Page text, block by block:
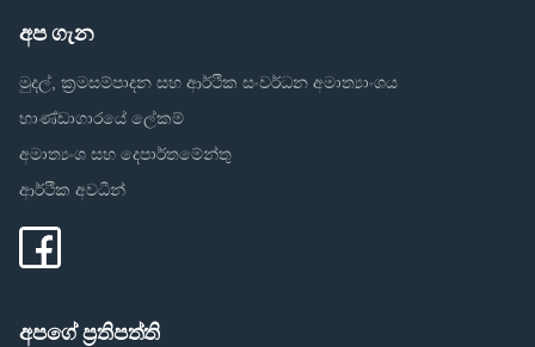
අප ගැන
මුදල්, ක්‍රමසම්පාදන සහ ආර්ථික සංවර්ධන අමාත්‍යාංශය
භාණ්ඩාගාරයේ ලේකම්
අමාත්‍යංශ සහ දෙපාර්තමේන්තු
ආර්ථික අවධීන්
අපගේ ප්‍රතිපත්ති